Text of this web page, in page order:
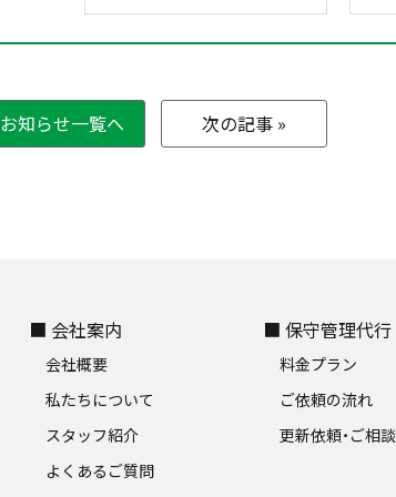
お知らせ一覧へ 次の記事 »
■ 会社案内
会社概要
私たちについて
スタッフ紹介
よくあるご質問
■ 保守管理代行
料金プラン
ご依頼の流れ
更新依頼・ご相談